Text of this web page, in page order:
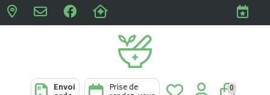
Pharmacies Clabots &
Envoi Prise de 0